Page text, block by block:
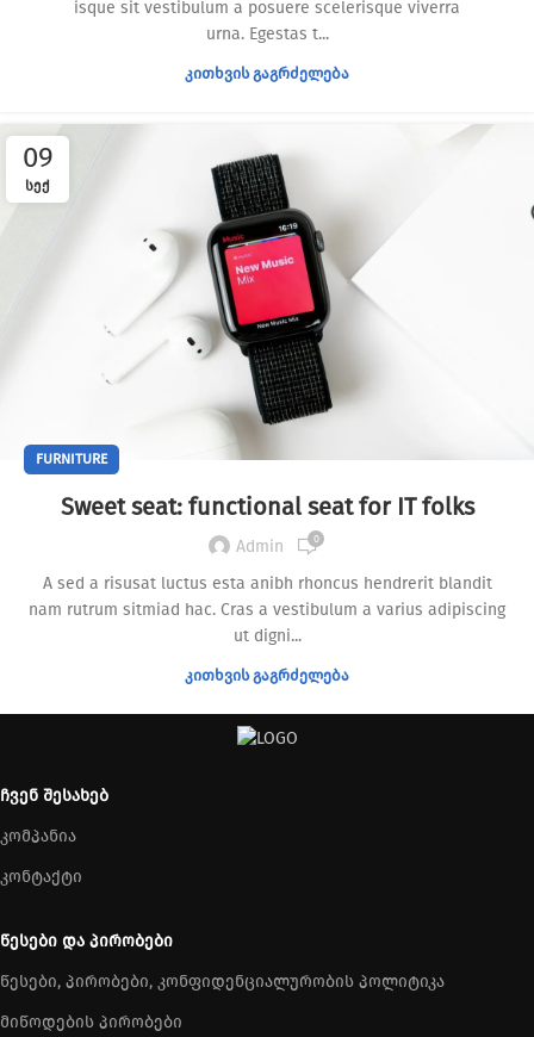
isque sit vestibulum a posuere scelerisque viverra
urna. Egestas t...
ᲙᲘᲗᲮᲕᲘᲡ ᲒᲐᲒᲠᲫᲔᲚᲔᲑᲐ
09
ᲡᲔᲥ
FURNITURE
Sweet seat: functional seat for IT folks
Admin 0
A sed a risusat luctus esta anibh rhoncus hendrerit blandit
nam rutrum sitmiad hac. Cras a vestibulum a varius adipiscing
ut digni...
ᲙᲘᲗᲮᲕᲘᲡ ᲒᲐᲒᲠᲫᲔᲚᲔᲑᲐ
ᲩᲕᲔᲜ ᲨᲔᲡᲐᲮᲔᲑ
კომპანია
კონტაქტი
ᲬᲔᲡᲔᲑᲘ ᲓᲐ ᲞᲘᲠᲝᲑᲔᲑᲘ
წესები, პირობები, კონფიდენციალურობის პოლიტიკა
მიწოდების პირობები